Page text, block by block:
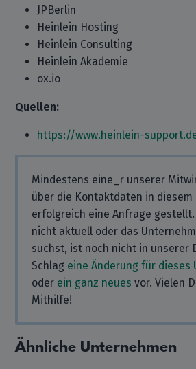
JPBerlin
Heinlein Hosting
Heinlein Consulting
Heinlein Akademie
ox.io
Quellen:
https://www.heinlein-
Mindestens eine_r unserer
über die Kontaktdaten in
erfolgreich eine Anfrage
nicht aktuell oder das
suchst, ist noch nicht in unserer
Schlag eine Änderung für dieses
oder ein ganz neues vor. Vielen
Mithilfe!
Ähnliche Unternehmen